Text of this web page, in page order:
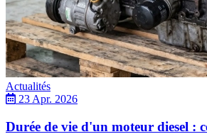
Actualités
23 Apr. 2026
Durée de vie d'un moteur diesel :